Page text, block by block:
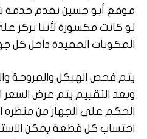
موقع أبو حسين نقدم خدمة
لو كانت مكسورة لأننا نركز
المكونات المفيدة داخل كل
يتم فحص الهيكل والمروحة
وبعد التقييم يتم عرض السعر
الحكم على الجهاز من
احتساب كل قطعة يمكن